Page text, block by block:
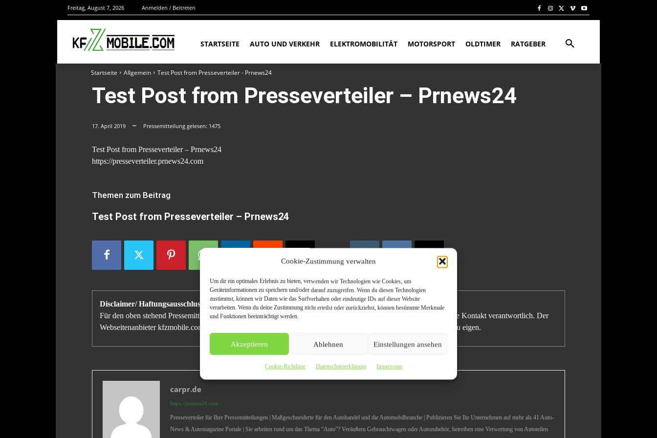
Cookie-Zustimmung verwalten
Um dir ein optimales Erlebnis zu bieten, verwenden wir Technologien wie Cookies, um
Geräteinformationen zu speichern und/oder darauf zuzugreifen. Wenn du diesen Technologien
zustimmst, können wir Daten wie das Surfverhalten oder eindeutige IDs auf dieser Website
verarbeiten. Wenn du deine Zustimmung nicht erteilst oder zurückziehst, können bestimmte Merkmale
und Funktionen beeinträchtigt werden.
Akzeptieren Ablehnen Einstellungen ansehen
Cookie-Richtlinie Datenschutzerklärung Impressum
Freitag, August 7, 2026 Anmelden / Beitreten
STARTSEITE AUTO UND VERKEHR ELEKTROMOBILITÄT MOTORSPORT OLDTIMER RATGEBER
Startseite Allgemein Test Post from Presseverteiler - Prnews24
Test Post from Presseverteiler – Prnews24
17. April 2019 Pressemitteilung gelesen: 1475
Test Post from Presseverteiler – Prnews24
https://presseverteiler.prnews24.com
Themen zum Beitrag
Test Post from Presseverteiler – Prnews24
Disclaimer/ Haftungsausschluss:
Für den oben stehend Pressemitteilung inkl. dazugehörigen Bilder / Videos ist ausschließlich der im Text angegebene Kontakt verantwortlich. Der
Webseitenanbieter kfzmobile.com distanziert sich ausdrücklich von den Inhalten Dritter und macht sich diese nicht zu eigen.
carpr.de
https://prnews24.com
Presseverteiler für Ihre Pressemitteilungen | Maßgeschneiderte für den Autohandel und die Automobilbranche | Publizieren Sie Ihr Unternehmen auf mehr als 41 Auto-
News & Automagazine Portale | Sie arbeiten rund um das Thema “Auto”? Veräußern Gebrauchtwagen oder Autozubehör, betreiben eine Verwertung von Autoteilen